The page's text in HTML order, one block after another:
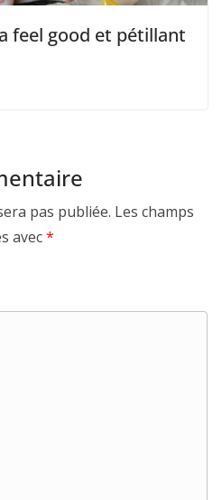
feel good et pétillant
pas publiée. Les champs
avec*